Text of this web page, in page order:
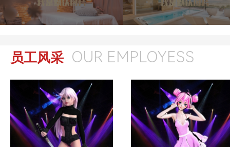
员工风采 OUR EMPLOYESS